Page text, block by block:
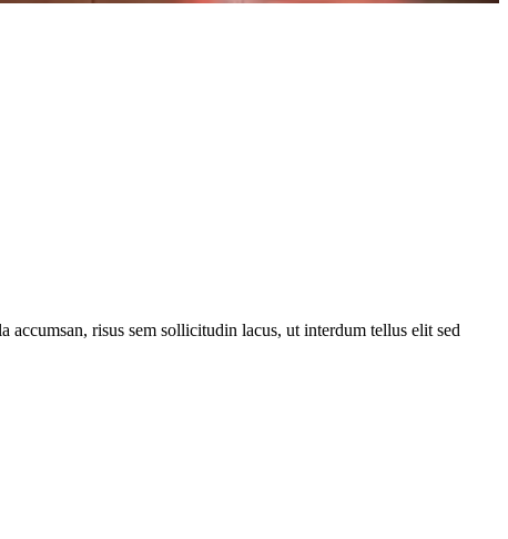
risus sem sollicitudin lacus, ut interdum tellus elit sed